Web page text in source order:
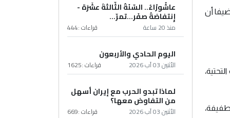
الأقل بالمسيرات والصواريخ، منذ 17 أكتوبر، مضيفا أن عاشُورْاءُ.. السّنَةُ الثّالثةَ عشَرَة -
إِنتفاضةُ صفَر…تمرّ...
منذ 20 ساعة قراءات :444
اليوم الحادي والأربعون
الأثنين 03 آب 2026 قراءات :1625
لماذا تبدو الحرب مع إيران أسهل
من التفاوض معها؟
الأثنين 03 آب 2026 قراءات :669